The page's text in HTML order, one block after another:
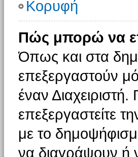
Κορυφή
Πώς μπορώ να
Όπως και στα
επεξεργαστούν
έναν
επεξεργαστείτε
με το
να διαγράψουν ή